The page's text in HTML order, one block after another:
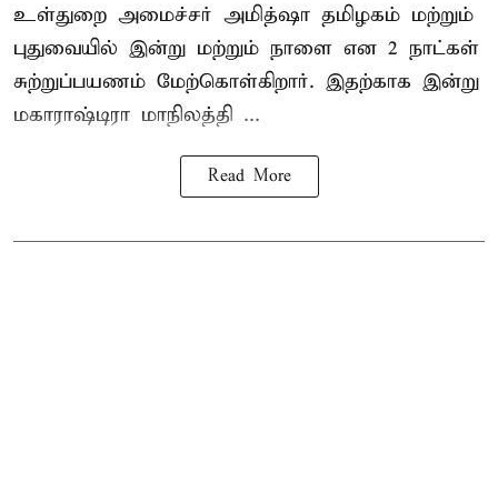
உள்துறை அமைச்சர் அமித்ஷா தமிழகம் மற்றும்
புதுவையில் இன்று மற்றும் நாளை என 2 நாட்கள்
சுற்றுப்பயணம் மேற்கொள்கிறார். இதற்காக இன்று
மகாராஷ்டிரா மாநிலத்தி ...
Read More